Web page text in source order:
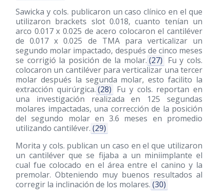
Sawicka y cols. publicaron un caso clínico en el que
utilizaron brackets slot 0.018, cuanto tenían un
arco 0.017 x 0.025 de acero colocaron el cantiléver
de 0.017 x 0.025 de TMA para verticalizar un
segundo molar impactado, después de cinco meses
se corrigió la posición de la molar. (27) Fu y cols.
colocaron un cantiléver para verticalizar una tercer
molar después la segunda molar, esto facilito la
extracción quirúrgica. (28) Fu y cols. reportan en
una investigación realizada en 125 segundas
molares impactadas, una corrección de la posición
del segundo molar en 3.6 meses en promedio
utilizando cantiléver. (29)
Morita y cols. publican un caso en el que utilizaron
un cantiléver que se fijaba a un miniimplante el
cual fue colocado en el área entre el canino y la
premolar. Obteniendo muy buenos resultados al
corregir la inclinación de los molares. (30)